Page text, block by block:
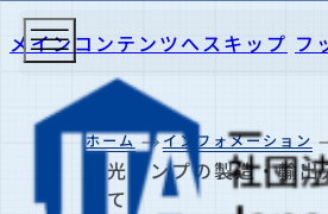
メインコンテンツへスキップ フ
ホーム インフォメーション
蛍光ランプの製造・輸
いて